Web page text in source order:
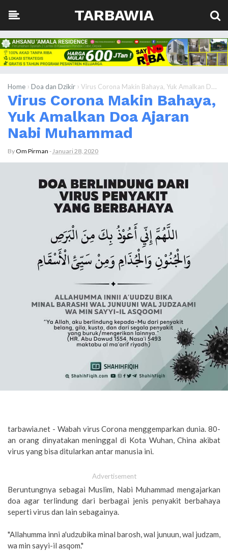
TARBAWIA
Home › Doa dan Dzikir › Virus Corona Makin Bahaya, Yuk Amalkan Doa Ajaran Nabi Muhammad
Virus Corona Makin Bahaya,
Yuk Amalkan Doa Ajaran
Nabi Muhammad
ByOm Pirman -Januari 28, 2020
tarbawia.net - Wabah virus Corona menggemparkan dunia. 80-
an orang dinyatakan meninggal di Kota Wuhan, China akibat
virus yang bisa ditularkan antar manusia ini.
Advertisement
Beruntungnya sebagai Muslim, Nabi Muhammad mengajarkan
doa agar terlindung dari berbagai jenis penyakit berbahaya
seperti virus dan lain sebagainya.
"Allahumma inni a'udzubika minal barosh, wal junuun, wal judzam,
wa min sayyi-il asqom."